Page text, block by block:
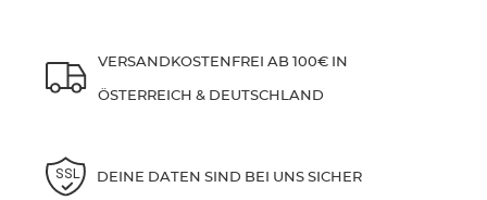
VERSANDKOSTENFREI AB 100€ IN
ÖSTERREICH & DEUTSCHLAND
DEINE DATEN SIND BEI UNS SICHER